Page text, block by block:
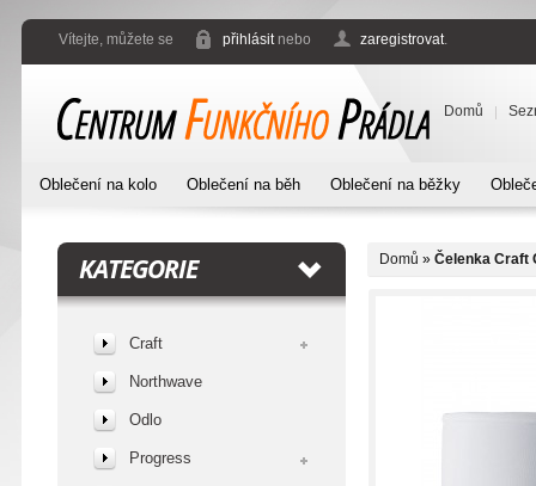
Vítejte, můžete se přihlásitnebo zaregistrovat.
Domů
Oblečení na kolo Oblečení na běh Oblečení na běžky
KATEGORIE
Craft
Northwave
Odlo
Progress
Domů » Čelenka Craft